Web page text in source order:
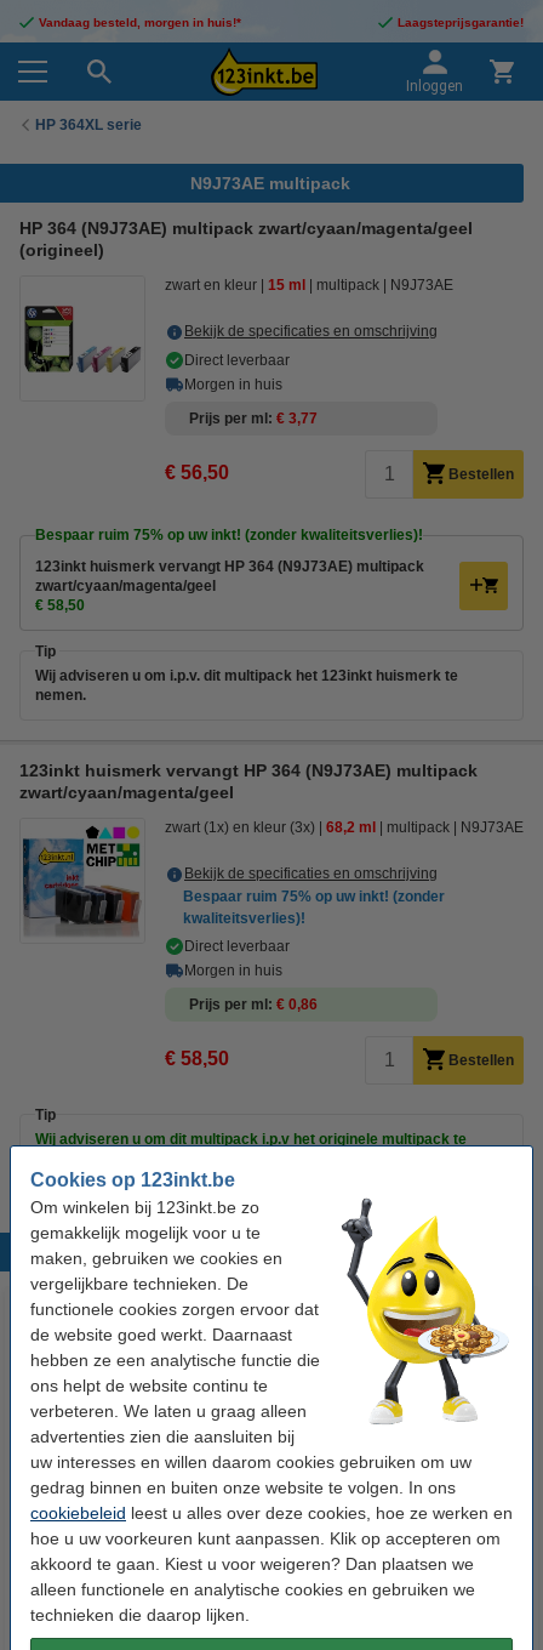
Cookies op 123inkt.be
Om winkelen bij 123inkt.be zo
gemakkelijk mogelijk voor u te
maken, gebruiken we cookies en
vergelijkbare technieken. De
functionele cookies zorgen ervoor dat
de website goed werkt. Daarnaast
hebben ze een analytische functie die
ons helpt de website continu te
verbeteren. We laten u graag alleen
advertenties zien die aansluiten bij
uw interesses en willen daarom cookies gebruiken om uw
gedrag binnen en buiten onze website te volgen. In ons
cookiebeleid leest u alles over deze cookies, hoe ze werken en
hoe u uw voorkeuren kunt aanpassen. Klik op accepteren om
akkoord te gaan. Kiest u voor weigeren? Dan plaatsen we
alleen functionele en analytische cookies en gebruiken we
technieken die daarop lijken.
Vandaag besteld, morgen in huis!* Laagsteprijsgarantie!
Inloggen
HP 364XL serie
N9J73AE multipack
HP 364 (N9J73AE) multipack zwart/cyaan/magenta/geel
(origineel)
zwart en kleur 15 ml multipack N9J73AE
Bekijk de specificaties en omschrijving
Direct leverbaar
Morgen in huis
Prijs per ml
€ 3,77
€ 56,50 Bestellen
Bespaar ruim 75% op uw inkt! (zonder kwaliteitsverlies)!
123inkt huismerk vervangt HP 364 (N9J73AE) multipack
zwart/cyaan/magenta/geel
€ 58,50
Tip
Wij adviseren u om i.p.v. dit multipack het 123inkt huismerk te
nemen.
123inkt huismerk vervangt HP 364 (N9J73AE) multipack
zwart/cyaan/magenta/geel
zwart (1x) en kleur (3x) 68,2 ml multipack N9J73AE
Bekijk de specificaties en omschrijving
Bespaar ruim 75% op uw inkt! (zonder
kwaliteitsverlies)!
Direct leverbaar
Morgen in huis
Prijs per ml
€ 0,86
€ 58,50 Bestellen
Tip
Wij adviseren u om dit multipack i.p.v het originele multipack te
Populaire producten
Apple iPhone Lightning
oplaadkabel wit (2 meter)
€ 13,95 Incl. 21% btw
Aanbieding: set 123inkt
industriële permanent markers
zwart/rood/blauw
€ 6,75 Incl. 21% btw